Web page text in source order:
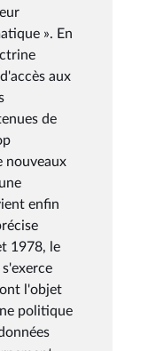
». En
aux
de
nouveaux
enfin
1978, le
l'objet
politique